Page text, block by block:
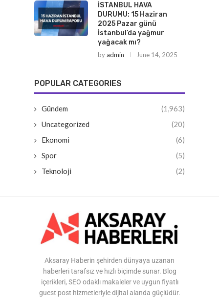
İSTANBUL HAVA
DURUMU: 15 Haziran
2025 Pazar günü
İstanbul’da yağmur
yağacak mı?
byadmin June 14, 2025
POPULAR CATEGORIES
Gündem
(1,963)
Uncategorized
(20)
Ekonomi
(6)
Spor
(5)
Teknoloji
(2)
Aksaray Haberin şehirden dünyaya uzanan
haberleri tarafsız ve hızlı biçimde sunar. Blog
içerikleri, SEO odaklı makaleler ve uygun fiyatlı
guest post hizmetleriyle dijital alanda güçlüdür.